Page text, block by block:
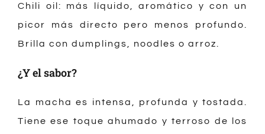
Chili oil: más líquido, aromático y con un
picor más directo pero menos profundo.
Brilla con dumplings, noodles o arroz.
¿Y el sabor?
La macha es intensa, profunda y tostada.
Tiene ese toque ahumado y terroso de los